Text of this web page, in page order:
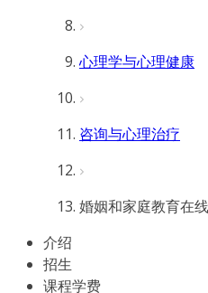
心理学与心理健康
咨询与心理治疗
婚姻和家庭教育在
介绍
招生
课程学费